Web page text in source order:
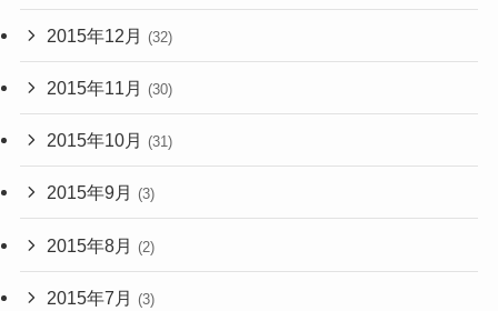
2015年12月 (32)
2015年11月 (30)
2015年10月 (31)
2015年9月 (3)
2015年8月 (2)
2015年7月 (3)